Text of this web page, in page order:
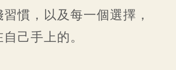
慣，以及每一個選擇，
己手上的。